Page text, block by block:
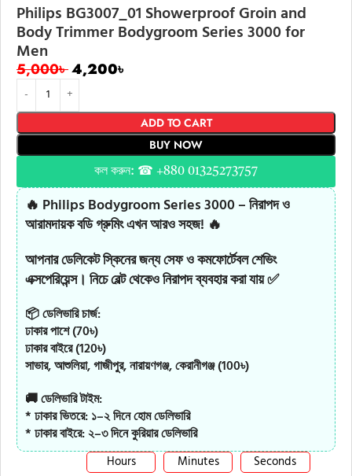
Philips BG3007_01 Showerproof Groin and
Body Trimmer Bodygroom Series 3000 for
Men
5,000৳4,200৳
ADD TO CART
BUY NOW
কল করুন: ☎ +880 01325273757
🔥 Philips Bodygroom Series 3000 – নিরাপদ ও
আরামদায়ক বডি গ্রুমিং এখন আরও সহজ! 🔥
আপনার ডেলিকেট স্কিনের জন্য সেফ ও কমফোর্টেবল শেভিং
এক্সপেরিয়েন্স। নিচে বেল্ট থেকেও নিরাপদ ব্যবহার করা যায় ✅
📦 ডেলিভারি চার্জ:
ঢাকার পাশে (70৳)
ঢাকার বাইরে (120৳)
সাভার, আশুলিয়া, গাজীপুর, নারায়ণগঞ্জ, কেরানীগঞ্জ (100৳)
🚚 ডেলিভারি টাইম:
* ঢাকার ভিতরে: ১–২ দিনে হোম ডেলিভারি
* ঢাকার বাইরে: ২–৩ দিনে কুরিয়ার ডেলিভারি
Hours Minutes Seconds